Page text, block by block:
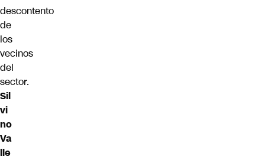
descontento
de
los
vecinos
del
sector.
Sil
vi
no
Va
lle